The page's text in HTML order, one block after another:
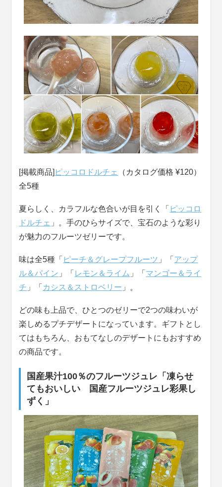
[掲載商品] ピッコロドルチェ
（カタログ価格 ¥120）
全5種
夏らしく、カラフルな色合いが目を引く「 ピッコロ
ドルチェ 」。手のひらサイズで、宝石のような彩り
が魅力のフルーツゼリーです。
味は全5種「 ピーチ＆グレープフルーツ 」「 アップ
ル＆パイン 」「 レモン＆ライム 」「 マンゴー＆ライ
チ 」「 カシス＆ストロベリー 」。
どの味も上品で、ひとつのゼリーで2つの味わいが
楽しめるプチデザートになっています。ギフトとし
てはもちろん、おもてなしのデザートにもおすすめ
の商品です。
国産果汁100％のフルーツジュレ「凍らせ
てもおいしい 国産フルーツジュレ彩果し
ずく」